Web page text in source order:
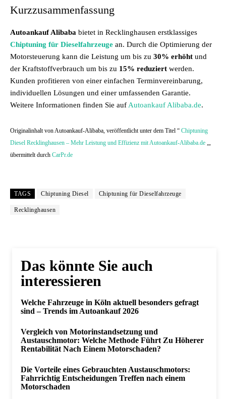
Kurzzusammenfassung
Autoankauf Alibaba bietet in Recklinghausen erstklassiges
Chiptuning für Dieselfahrzeuge an. Durch die Optimierung der
Motorsteuerung kann die Leistung um bis zu 30% erhöht und
der Kraftstoffverbrauch um bis zu 15% reduziert werden.
Kunden profitieren von einer einfachen Terminvereinbarung,
individuellen Lösungen und einer umfassenden Garantie.
Weitere Informationen finden Sie auf Autoankauf Alibaba.de.
Originalinhalt von Autoankauf-Alibaba, veröffentlicht unter dem Titel “ Chiptuning
Diesel Recklinghausen – Mehr Leistung und Effizienz mit Autoankauf-Alibaba.de „,
übermittelt durch CarPr.de
TAGS Chiptuning Diesel Chiptuning für Dieselfahrzeuge
Recklinghausen
Das könnte Sie auch
interessieren
Welche Fahrzeuge in Köln aktuell besonders gefragt
sind – Trends im Autoankauf 2026
Vergleich von Motorinstandsetzung und
Austauschmotor: Welche Methode Führt Zu Höherer
Rentabilität Nach Einem Motorschaden?
Die Vorteile eines Gebrauchten Austauschmotors:
Fahrrichtig Entscheidungen Treffen nach einem
Motorschaden